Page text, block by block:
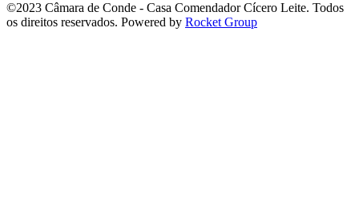
©2023 Câmara de Conde - Casa Comendador Cícero Leite. Todos
os direitos reservados. Powered by Rocket Group